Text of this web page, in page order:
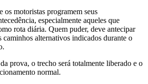
os motoristas programem seus
especialmente aqueles que
rota diária. Quem puder, deve antecipar
caminhos alternativos indicados durante o
prova, o trecho será totalmente liberado e o
normal.